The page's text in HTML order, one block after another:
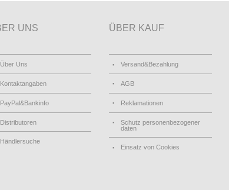
UNS
Über Uns
Kontaktangaben
PayPal&Bankinfo
Distributoren
Händlersuche
ÜBER KAUF
Versand&Bezahlung
AGB
Reklamationen
Schutz personenbezogener
daten
Einsatz von Cookies